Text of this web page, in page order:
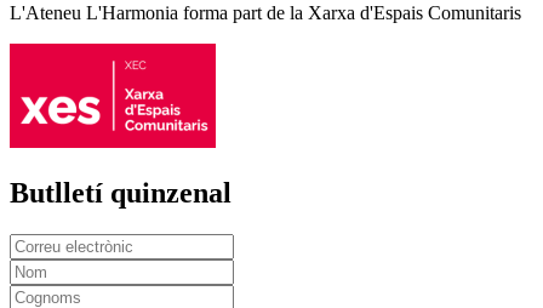
L'Ateneu L'Harmonia forma part de la Xarxa d'Espais Comunitaris
Butlletí quinzenal